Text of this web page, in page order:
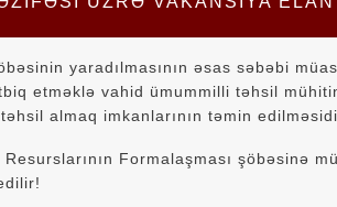
yaradılmasının əsas səbəbi
etməklə vahid ümummilli təhsil
almaq imkanlarının təmin
Formalaşması şöbəsinə